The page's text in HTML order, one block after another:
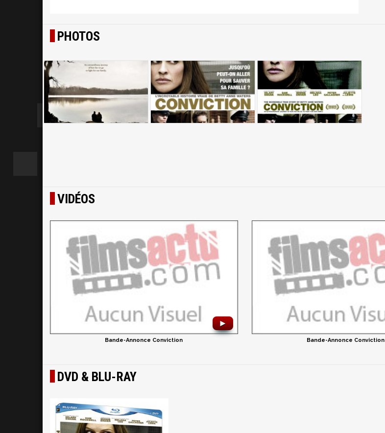
PHOTOS
VIDÉOS
►
Bande-Annonce Conviction Bande-Annonce Conviction
DVD & BLU-RAY